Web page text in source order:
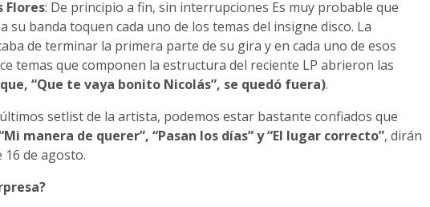
Flores: De principio a fin, sin interrupciones Es muy probable que
su banda toquen cada uno de los temas del insigne disco. La
de terminar la primera parte de su gira y en cada uno de esos
temas que componen la estructura del reciente LP abrieron las
“Que te vaya bonito Nicolás”, se quedó fuera).
setlist de la artista, podemos estar bastante confiados que
manera de querer”, “Pasan los días” y “El lugar correcto”, dirán
de agosto.